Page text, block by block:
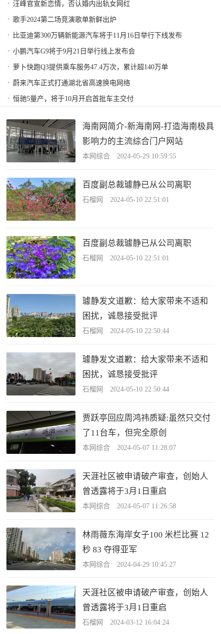
汪峰官宣新恋情，否认婚内出轨女网红
歌手2024第二场竞演歌单新鲜出炉
比亚迪第300万辆新能源汽车将于11月16日举行下线发布
小鹏汽车G9将于9月21日举行线上发布会
萝卜快跑Q3提供乘车服务47.4万次，累计超140万单
蔚来汽车正式打通湖北省高速换电网络
恒驰5量产，将于10月开启首批车主交付
海南网简介-新海南网-打造海南极具
影响力的主流综合门户网站
本网综合 2024-05-29 10:59:55
百度副总裁璩静已从公司离职
石榴网 2024-05-10 22:51:01
百度副总裁璩静已从公司离职
石榴网 2024-05-10 22:51:01
璩静发文道歉：给大家带来不适和
困扰，诚恳接受批评
石榴网 2024-05-10 22:50:44
璩静发文道歉：给大家带来不适和
困扰，诚恳接受批评
石榴网 2024-05-10 22:50:44
贾跃亭回应周鸿祎质疑:虽然只交付
了11台车，但完全原创
本网综合 2024-05-07 11:28:07
天涯社区被申请破产审查，创始人
曾透露将于3月1日重启
本网综合 2024-05-07 11:26:58
林雨薇东海岸女子100 米栏比赛 12
秒 83 夺得亚军
本网综合 2024-04-29 10:45:27
天涯社区被申请破产审查，创始人
曾透露将于3月1日重启
石榴网 2024-03-12 16:04:24